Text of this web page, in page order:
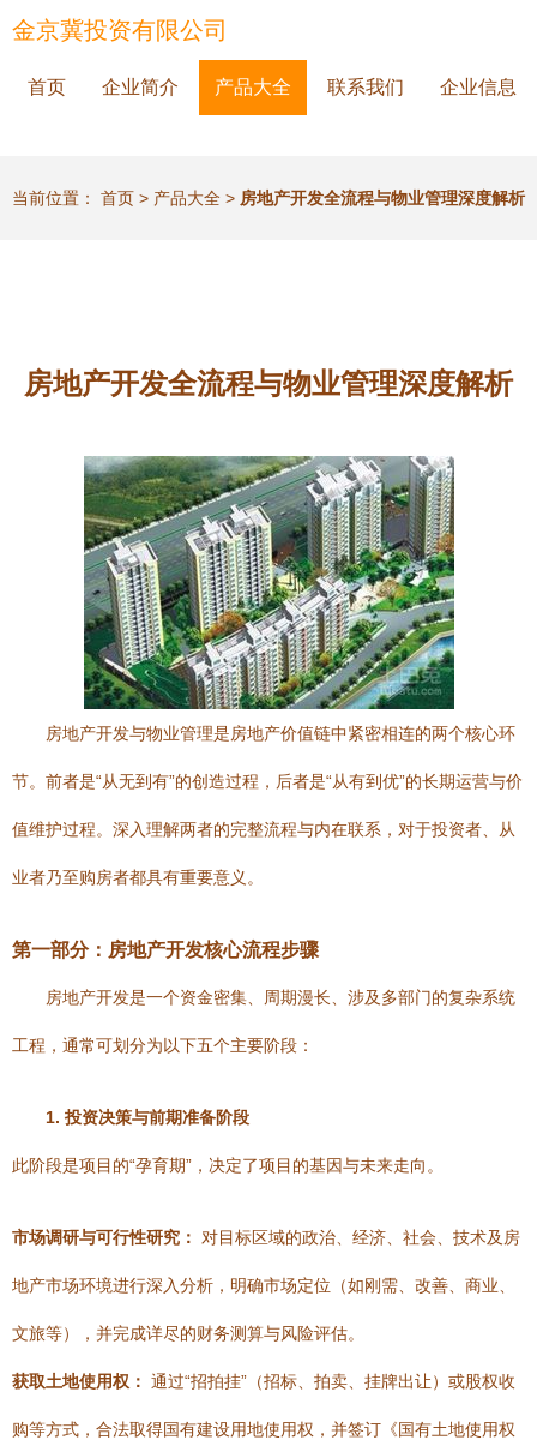
金京冀投资有限公司
首页 企业简介 产品大全 联系我们 企业信息
当前位置： 首页 > 产品大全 > 房地产开发全流程与物业管理深度解析
房地产开发全流程与物业管理深度解析
房地产开发与物业管理是房地产价值链中紧密相连的两个核心环
节。前者是“从无到有”的创造过程，后者是“从有到优”的长期运营与价
值维护过程。深入理解两者的完整流程与内在联系，对于投资者、从
业者乃至购房者都具有重要意义。
第一部分：房地产开发核心流程步骤
房地产开发是一个资金密集、周期漫长、涉及多部门的复杂系统
工程，通常可划分为以下五个主要阶段：
1. 投资决策与前期准备阶段
此阶段是项目的“孕育期”，决定了项目的基因与未来走向。
市场调研与可行性研究： 对目标区域的政治、经济、社会、技术及房
地产市场环境进行深入分析，明确市场定位（如刚需、改善、商业、
文旅等），并完成详尽的财务测算与风险评估。
获取土地使用权： 通过“招拍挂”（招标、拍卖、挂牌出让）或股权收
购等方式，合法取得国有建设用地使用权，并签订《国有土地使用权